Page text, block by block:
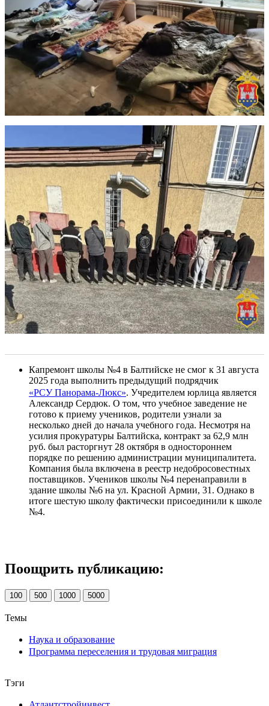
Капремонт школы №4 в Балтийске не смог к 31 августа
2025 года выполнить предыдущий подрядчик
«РСУ Панорама-Люкс». Учредителем юрлица является
Александр Сердюк. О том, что учебное заведение не
готово к приему учеников, родители узнали за
несколько дней до начала учебного года. Несмотря на
усилия прокуратуры Балтийска, контракт за 62,9 млн
руб. был расторгнут 28 октября в одностороннем
порядке по решению администрации муниципалитета.
Компания была включена в реестр недобросовестных
поставщиков. Учеников школы №4 перенаправили в
здание школы №6 на ул. Красной Армии, 31. Однако в
итоге шестую школу фактически присоединили к школе
№4.
Поощрить публикацию:
100 500 1000 5000
Темы
Наука и образование
Программа переселения и трудовая миграция
Тэги